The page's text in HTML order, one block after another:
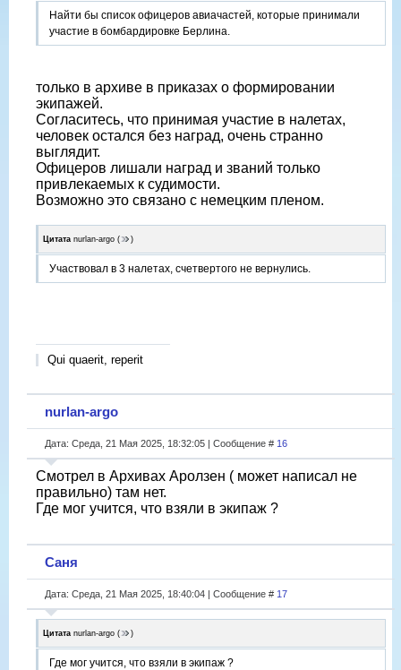
Найти бы список офицеров авиачастей, которые принимали
участие в бомбардировке Берлина.
только в архиве в приказах о формировании
экипажей.
Согласитесь, что принимая участие в налетах,
человек остался без наград, очень странно
выглядит.
Офицеров лишали наград и званий только
привлекаемых к судимости.
Возможно это связано с немецким пленом.
Цитата nurlan-argo ( )
Участвовал в 3 налетах, счетвертого не вернулись.
Qui quaerit, reperit
nurlan-argo
Дата: Среда, 21 Мая 2025, 18:32:05 | Сообщение # 16
Смотрел в Архивах Аролзен ( может написал не
правильно) там нет.
Где мог учится, что взяли в экипаж ?
Саня
Дата: Среда, 21 Мая 2025, 18:40:04 | Сообщение # 17
Цитата nurlan-argo ( )
Где мог учится, что взяли в экипаж ?